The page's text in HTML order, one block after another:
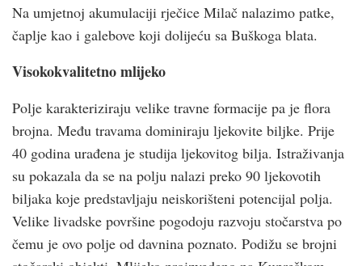
Na umjetnoj akumulaciji rječice Milač nalazimo patke,
čaplje kao i galebove koji dolijeću sa Buškoga blata.
Visokokvalitetno mlijeko
Polje karakteriziraju velike travne formacije pa je flora
brojna. Među travama dominiraju ljekovite biljke. Prije
40 godina urađena je studija ljekovitog bilja. Istraživanja
su pokazala da se na polju nalazi preko 90 ljekovotih
biljaka koje predstavljaju neiskorišteni potencijal polja.
Velike livadske površine pogodoju razvoju stočarstva po
čemu je ovo polje od davnina poznato. Podižu se brojni